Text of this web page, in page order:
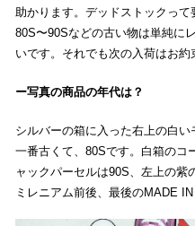
助かります。デッドストックって
80S〜90Sなどの古い物は単純に
いです。それでも次の入荷はお約
写真の商品の年代は？
シルバーの箱に入った右上の白
一番古くて、80Sです。白箱のコ
ャックパーセルは90S、左上の
ミレニアム前後、最後のMADE IN